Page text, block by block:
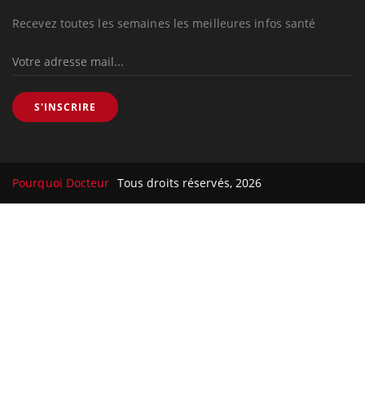
Recevez toutes les semaines les meilleures infos santé
S'INSCRIRE
Pourquoi Docteur Tous droits réservés, 2026